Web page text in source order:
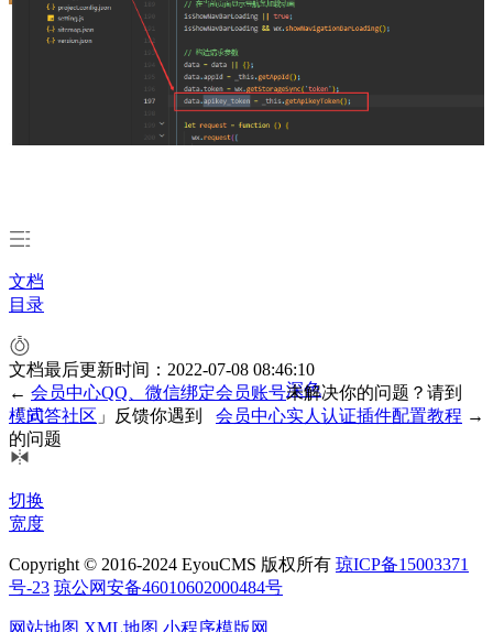
文档最后更新时间：2022-07-08 08:46:10
← 会员中心QQ、微信绑定会员账号
会员中心实人认证插件配置教程 →
未解决你的问题？请到
「问答社区 」反馈你遇到
的问题
文档
目录
深色
模式
切换
宽度
Copyright © 2016-2024 EyouCMS 版权所有 琼ICP备15003371
号-23 琼公网安备46010602000484号